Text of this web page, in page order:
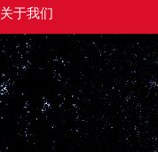
关于我们